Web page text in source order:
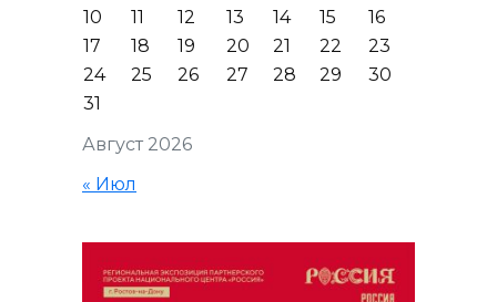
Август 2026
10
11 12 13 14 15
16
17
18 19 20 21 22
23
24
25 26 27 28 29
30
31
« Июл